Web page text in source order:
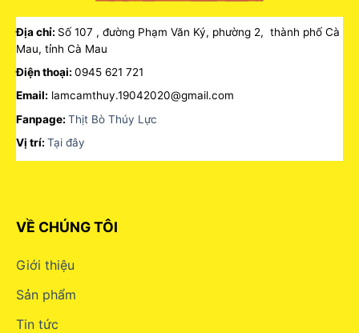
Địa chỉ: Số 107 , đường Phạm Văn Ký, phường 2, thành phố Cà
Mau, tỉnh Cà Mau
Điện thoại: 0945 621 721
Email: lamcamthuy.19042020@gmail.com
Fanpage: Thịt Bò Thúy Lực
Vị trí: Tại đây
VỀ CHÚNG TÔI
Giới thiệu
Sản phẩm
Tin tức